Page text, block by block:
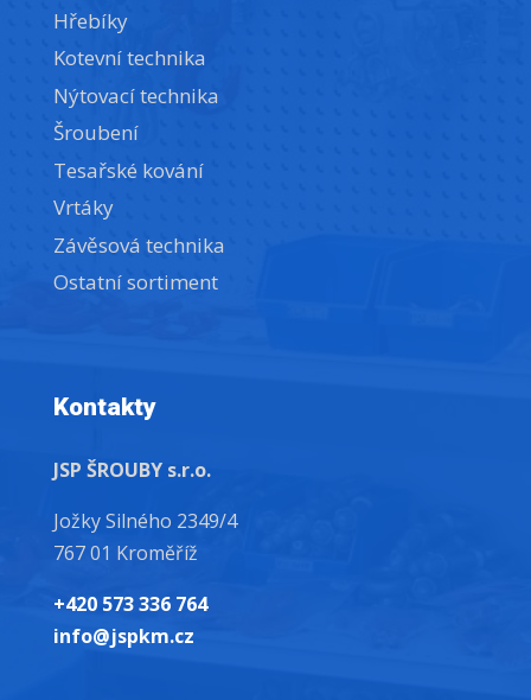
Hřebíky
Kotevní technika
Nýtovací technika
Šroubení
Tesařské kování
Vrtáky
Závěsová technika
Ostatní sortiment
Kontakty
JSP ŠROUBY s.r.o.
Jožky Silného 2349/4
767 01 Kroměříž
+420 573 336 764
info@jspkm.cz